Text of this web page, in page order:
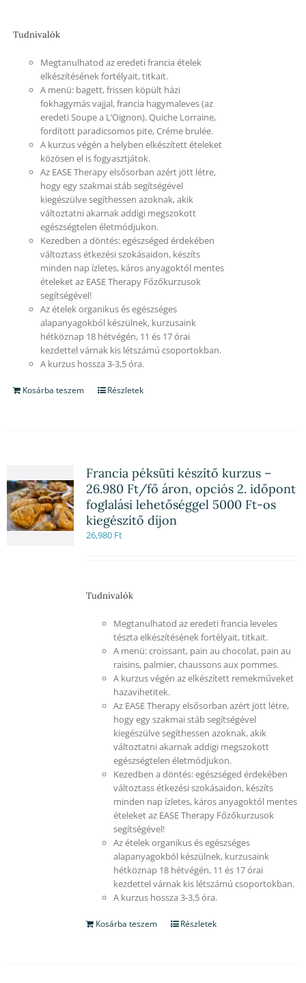
Tudnivalók
Megtanulhatod az eredeti francia ételek
elkészítésének fortélyait, titkait.
A menü: bagett, frissen köpült házi
fokhagymás vajjal, francia hagymaleves (az
eredeti Soupe a L’Oignon), Quiche Lorraine,
fordított paradicsomos pite, Créme brulée.
A kurzus végén a helyben elkészített ételeket
közösen el is fogyasztjátok.
Az EASE Therapy elsősorban azért jött létre,
hogy egy szakmai stáb segítségével
kiegészülve segíthessen azoknak, akik
változtatni akarnak addigi megszokott
egészségtelen életmódjukon.
Kezedben a döntés: egészséged érdekében
változtass étkezési szokásaidon, készíts
minden nap ízletes, káros anyagoktól mentes
ételeket az EASE Therapy Főzőkurzusok
segítségével!
Az ételek organikus és egészséges
alapanyagokból készülnek, kurzusaink
hétköznap 18 hétvégén, 11 és 17 órai
kezdettel várnak kis létszámú csoportokban.
A kurzus hossza 3-3,5 óra.
Kosárba teszem Részletek
Francia péksüti készítő kurzus –
26.980 Ft/fő áron, opciós 2. időpont
foglalási lehetőséggel 5000 Ft-os
kiegészítő díjon
26,980 Ft
Tudnivalók
Megtanulhatod az eredeti francia leveles
tészta elkészítésének fortélyait, titkait.
A menü: croissant, pain au chocolat, pain au
raisins, palmier, chaussons aux pommes.
A kurzus végén az elkészített remekműveket
hazavihetitek.
Az EASE Therapy elsősorban azért jött létre,
hogy egy szakmai stáb segítségével
kiegészülve segíthessen azoknak, akik
változtatni akarnak addigi megszokott
egészségtelen életmódjukon.
Kezedben a döntés: egészséged érdekében
változtass étkezési szokásaidon, készíts
minden nap ízletes, káros anyagoktól mentes
ételeket az EASE Therapy Főzőkurzusok
segítségével!
Az ételek organikus és egészséges
alapanyagokból készülnek, kurzusaink
hétköznap 18 hétvégén, 11 és 17 órai
kezdettel várnak kis létszámú csoportokban.
A kurzus hossza 3-3,5 óra.
Kosárba teszem Részletek